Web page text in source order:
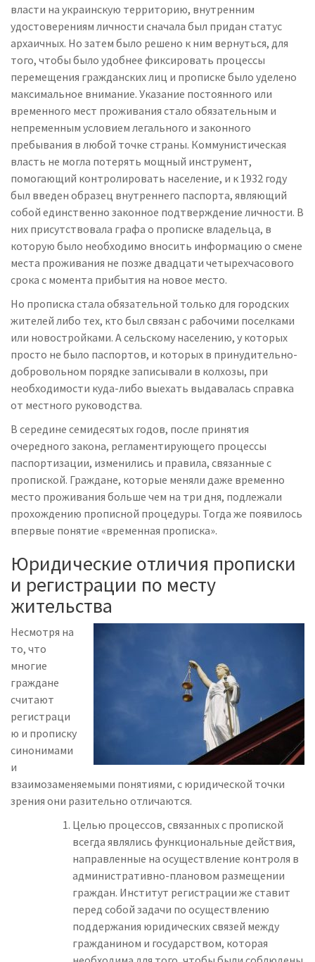
власти на украинскую территорию, внутренним
удостоверениям личности сначала был придан статус
архаичных. Но затем было решено к ним вернуться, для
того, чтобы было удобнее фиксировать процессы
перемещения гражданских лиц и прописке было уделено
максимальное внимание. Указание постоянного или
временного мест проживания стало обязательным и
непременным условием легального и законного
пребывания в любой точке страны. Коммунистическая
власть не могла потерять мощный инструмент,
помогающий контролировать население, и к 1932 году
был введен образец внутреннего паспорта, являющий
собой единственно законное подтверждение личности. В
них присутствовала графа о прописке владельца, в
которую было необходимо вносить информацию о смене
места проживания не позже двадцати четырехчасового
срока с момента прибытия на новое место.
Но прописка стала обязательной только для городских
жителей либо тех, кто был связан с рабочими поселками
или новостройками. А сельскому населению, у которых
просто не было паспортов, и которых в принудительно-
добровольном порядке записывали в колхозы, при
необходимости куда-либо выехать выдавалась справка
от местного руководства.
В середине семидесятых годов, после принятия
очередного закона, регламентирующего процессы
паспортизации, изменились и правила, связанные с
пропиской. Граждане, которые меняли даже временно
место проживания больше чем на три дня, подлежали
прохождению прописной процедуры. Тогда же появилось
впервые понятие «временная прописка».
Юридические отличия прописки
и регистрации по месту
жительства
Несмотря на
то, что
многие
граждане
считают
регистраци
ю и прописку
синонимами
и
взаимозаменяемыми понятиями, с юридической точки
зрения они разительно отличаются.
Целью процессов, связанных с пропиской
всегда являлись функциональные действия,
направленные на осуществление контроля в
административно-плановом размещении
граждан. Институт регистрации же ставит
перед собой задачи по осуществлению
поддержания юридических связей между
гражданином и государством, которая